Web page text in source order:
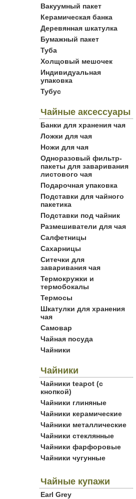
Вакуумный пакет
Керамическая банка
Деревянная шкатулка
Бумажный пакет
Туба
Холщовый мешочек
Индивидуальная
упаковка
Тубус
Чайные аксессуары
Банки для хранения чая
Ложки для чая
Ножи для чая
Одноразовый фильтр-
пакеты для заваривания
листового чая
Подарочная упаковка
Подставки для чайного
пакетика
Подставки под чайник
Размешиватели для чая
Салфетницы
Сахарницы
Ситечки для
заваривания чая
Термокружки и
термобокалы
Термосы
Шкатулки для хранения
чая
Самовар
Чайная посуда
Чайники
Чайники
Чайники teapot (с
кнопкой)
Чайники глиняные
Чайники керамические
Чайники металлические
Чайники стеклянные
Чайники фарфоровые
Чайники чугунные
Чайные купажи
Earl Grey